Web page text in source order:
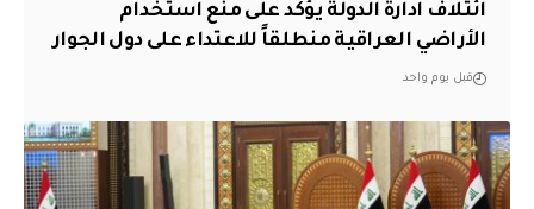
ائتلاف ادارة الدولة يؤكد على منع استخدام
الأراضي العراقية منطلقاً للاعتداء على دول الجوار
قبل يوم واحد